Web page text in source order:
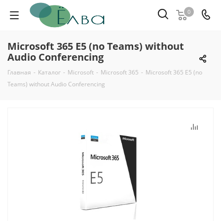
0
Microsoft 365 E5 (no Teams) without
Audio Conferencing
Главная - Каталог - Microsoft - Microsoft 365 - Microsoft 365 E5 (no
Teams) without Audio Conferencing